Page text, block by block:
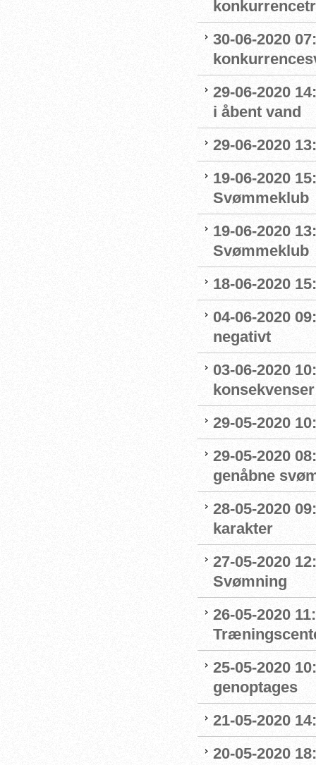
30-06-2020
29-06-2020
i åbent vand
29-06-2020
19-06-2020
Svømmeklub
19-06-2020
Svømmeklub
18-06-2020
04-06-2020
negativt
03-06-2020
29-05-2020
29-05-2020
genåbne
28-05-2020
karakter
27-05-2020
Svømning
26-05-2020
25-05-2020
genoptages
21-05-2020
20-05-2020